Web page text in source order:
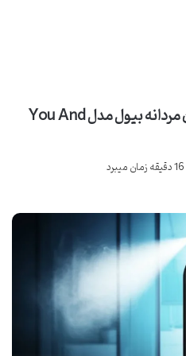
نقد و بررسی کامل اسپری بدن مردانه بیول مدل You And